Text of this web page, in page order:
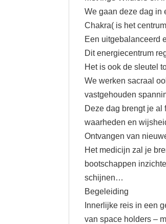
We gaan deze dag in
Chakra( is het
Een uitgebalanceerd
Dit energiecentrum
Het is ook de sleutel
We werken sacraal
vastgehouden
Deze dag brengt je
waarheden en
Ontvangen van
Het medicijn zal je
bootschappen
schijnen…
Begeleiding
Innerlijke reis in een
van space holders –